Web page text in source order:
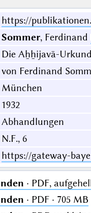
https://
Sommer, Ferdinand
Die Aẖẖijavā-
von Ferdinand
München
1932
Abhandlungen
N.F., 6
https://gateway-
· PDF,
· PDF · 705 MB